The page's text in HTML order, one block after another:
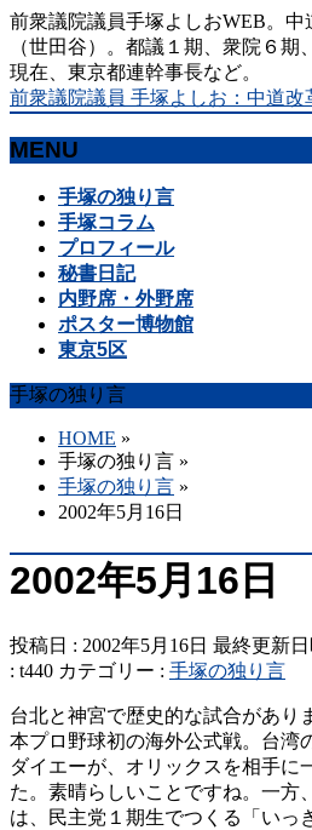
前衆議院議員手塚よしおWEB。
（世田谷）。都議１期、衆院６期
現在、東京都連幹事長など。
前衆議院議員 手塚よしお：中道改
MENU
手塚の独り言
手塚コラム
プロフィール
秘書日記
内野席・外野席
ポスター博物館
東京5区
手塚の独り言
HOME »
手塚の独り言 »
手塚の独り言 »
2002年5月16日
2002年5月16日
投稿日 : 2002年5月16日 最終更新日
: t440 カテゴリー : 手塚の独り言
台北と神宮で歴史的な試合があり
本プロ野球初の海外公式戦。台湾
ダイエーが、オリックスを相手に
た。素晴らしいことですね。一方
は、民主党１期生でつくる「いっ